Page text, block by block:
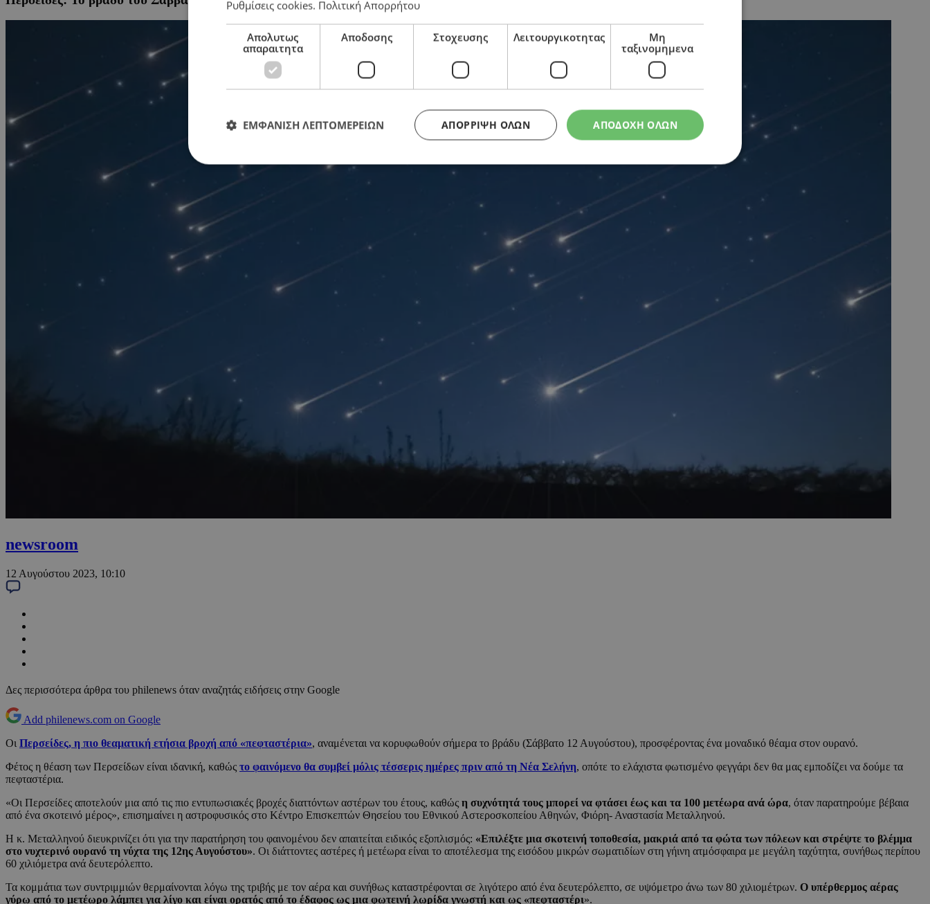
newsroom
12 Αυγούστου 2023, 10:10
Δες περισσότερα άρθρα του philenews όταν αναζητάς ειδήσεις στην Google
Add philenews.com on Google
Οι Περσείδες, η πιο θεαματική ετήσια βροχή από «πεφταστέρια», αναμένεται να κορυφωθούν σήμερα το βράδυ (Σάββατο 12 Αυγούστου), προσφέροντας ένα μοναδικό θέαμα στον ουρανό.
Φέτος η θέαση των Περσείδων είναι ιδανική, καθώς το φαινόμενο θα συμβεί μόλις τέσσερις ημέρες πριν από τη Νέα Σελήνη, οπότε το ελάχιστα φωτισμένο φεγγάρι δεν θα μας εμποδίζει να δούμε τα
πεφταστέρια.
«Οι Περσείδες αποτελούν μια από τις πιο εντυπωσιακές βροχές διαττόντων αστέρων του έτους, καθώς η συχνότητά τους μπορεί να φτάσει έως και τα 100 μετέωρα ανά ώρα, όταν παρατηρούμε βέβαια
από ένα σκοτεινό μέρος», επισημαίνει η αστροφυσικός στο Κέντρο Επισκεπτών Θησείου του Εθνικού Αστεροσκοπείου Αθηνών, Φιόρη- Αναστασία Μεταλληνού.
Η κ. Μεταλληνού διευκρινίζει ότι για την παρατήρηση του φαινομένου δεν απαιτείται ειδικός εξοπλισμός: «Επιλέξτε μια σκοτεινή τοποθεσία, μακριά από τα φώτα των πόλεων και στρέψτε το βλέμμα
στο νυχτερινό ουρανό τη νύχτα της 12ης Αυγούστου». Οι διάττοντες αστέρες ή μετέωρα είναι το αποτέλεσμα της εισόδου μικρών σωματιδίων στη γήινη ατμόσφαιρα με μεγάλη ταχύτητα, συνήθως περίπου
60 χιλιόμετρα ανά δευτερόλεπτο.
Τα κομμάτια των συντριμμιών θερμαίνονται λόγω της τριβής με τον αέρα και συνήθως καταστρέφονται σε λιγότερο από ένα δευτερόλεπτο, σε υψόμετρο άνω των 80 χιλιομέτρων. Ο υπέρθερμος αέρας
γύρω από το μετέωρο λάμπει για λίγο και είναι ορατός από το έδαφος ως μια φωτεινή λωρίδα γνωστή και ως «πεφταστέρι».
Ρυθμίσεις cookies. Πολιτική Απορρήτου
Απολυτως
απαραιτητα
Αποδοσης Στοχευσης Λειτουργικοτητας
Μη
ταξινομημενα
ΑΠΟΔΟΧΗ ΟΛΩΝ
ΑΠΌΡΡΙΨΗ ΌΛΩΝ
ΕΜΦΑΝΙΣΗ ΛΕΠΤΟΜΕΡΕΙΩΝ